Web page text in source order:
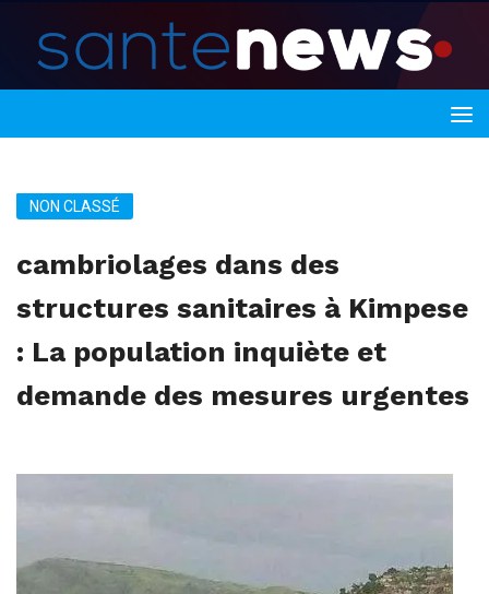
NON CLASSÉ
cambriolages dans des
structures sanitaires à Kimpese
: La population inquiète et
demande des mesures urgentes